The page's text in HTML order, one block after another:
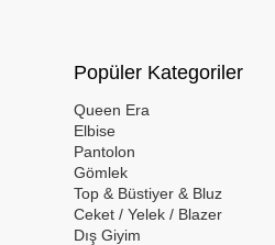
Popüler Kategoriler
Queen Era
Elbise
Pantolon
Gömlek
Top & Büstiyer & Bluz
Ceket / Yelek / Blazer
Dış Giyim